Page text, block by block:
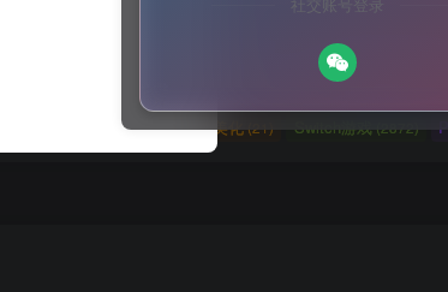
[配音鹅]-[南瓜配音]-[魔音工坊]-[逗哥配音]戳这里查看详
主题美化(0) Zibll美化(21) Switch游戏(2872)
社交账号登录